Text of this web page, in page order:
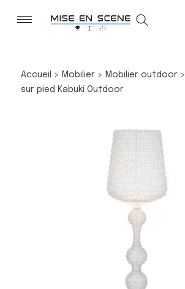
Accueil > Mobilier> Mobilier outdoor>
sur pied Kabuki Outdoor